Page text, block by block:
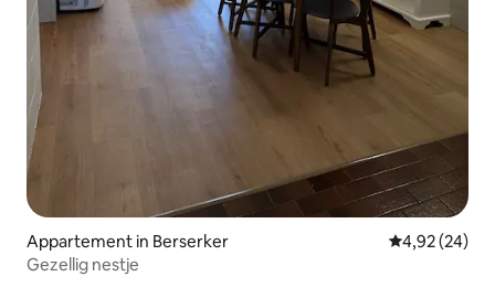
Appartement in Berserker Gemiddelde
4,92 (24)
Gezellig nestje